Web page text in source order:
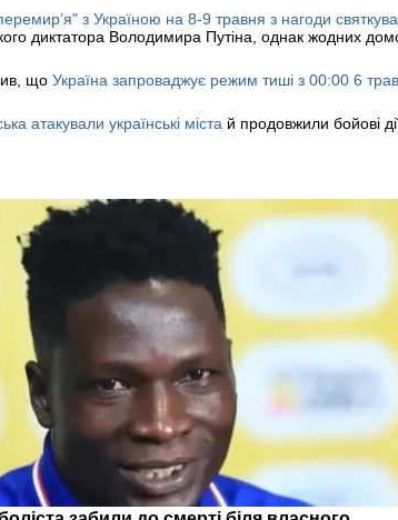
з Україною на 8-9 травня з нагоди
диктатора Володимира Путіна, однак жодних
що Україна запроваджує режим тиші з 00:00 6
атакували українські міста й продовжили бойові